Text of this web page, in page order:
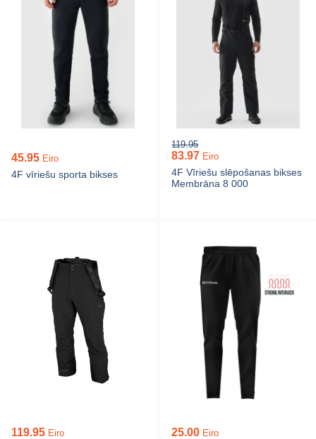
45.95 Eiro
4F vīriešu sporta bikses
119.95
83.97 Eiro
4F Vīriešu slēpošanas bikses
Membrāna 8 000
119.95 Eiro 25.00 Eiro